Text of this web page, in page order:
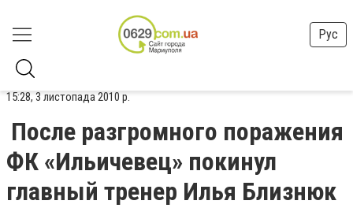
Рус
15:28, 3 листопада 2010 р.
После разгромного поражения
ФК «Ильичевец» покинул
главный тренер Илья Близнюк